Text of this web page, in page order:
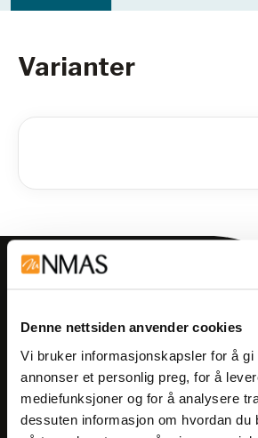
Denne nettsiden anvender cookies
Vi bruker informasjonskapsler for å gi
annonser et personlig preg, for å
mediefunksjoner og for å analysere
dessuten informasjon om hvordan du
Varianter
Meld deg på vårt
arrangementer og
Meld på nyhetsbrev